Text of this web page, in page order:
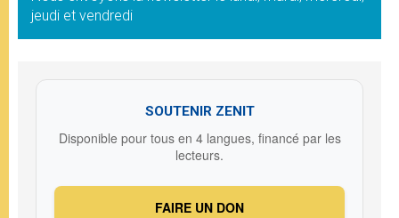
jeudi et vendredi
SOUTENIR ZENIT
Disponible pour tous en 4 langues, financé par les
lecteurs.
FAIRE UN DON